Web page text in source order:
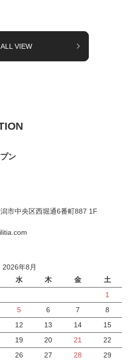
ALL VIEW
ン
市中央区西堀通6番町887 1F
2026年8月
水 木 金
土
1
5 6 7
8
12 13 14
15
19 20 21
22
26 27 28
29